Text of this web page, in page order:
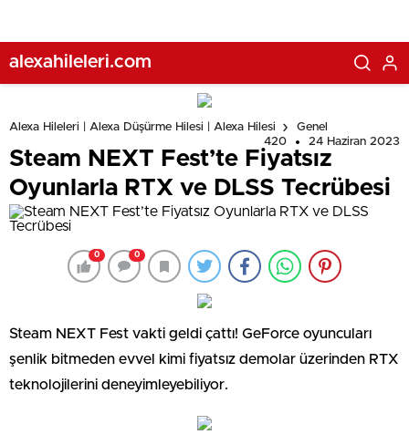
alexahileleri.com
Alexa Hileleri | Alexa Düşürme Hilesi | Alexa Hilesi
Genel
420
24 Haziran 2023
Steam NEXT Fest’te Fiyatsız
Oyunlarla RTX ve DLSS Tecrübesi
0 0
Steam NEXT Fest vakti geldi çattı! GeForce oyuncuları
şenlik bitmeden evvel kimi fiyatsız demolar üzerinden RTX
teknolojilerini deneyimleyebiliyor.